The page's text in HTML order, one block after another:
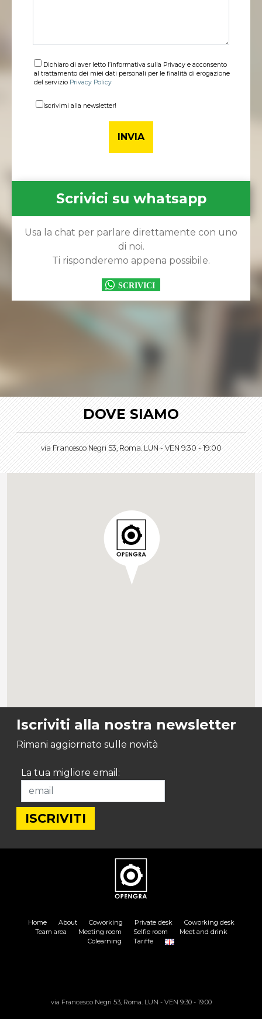
Dichiaro di aver letto l’informativa sulla Privacy e acconsento
al trattamento dei miei dati personali per le finalità di erogazione
del servizio Privacy Policy
Iscrivimi alla newsletter!
Scrivici su whatsapp
Usa la chat per parlare direttamente con uno
di noi.
Ti risponderemo appena possibile.
DOVE SIAMO
via Francesco Negri 53, Roma. LUN - VEN 9:30 - 19:00
Iscriviti alla nostra newsletter
Rimani aggiornato sulle novità
La tua migliore email:
Home About Coworking Private desk
Coworking desk
Team area
Meeting room Selfie room
Meet and drink
Colearning
Tariffe
via Francesco Negri 53, Roma. LUN - VEN 9:30 - 19:00